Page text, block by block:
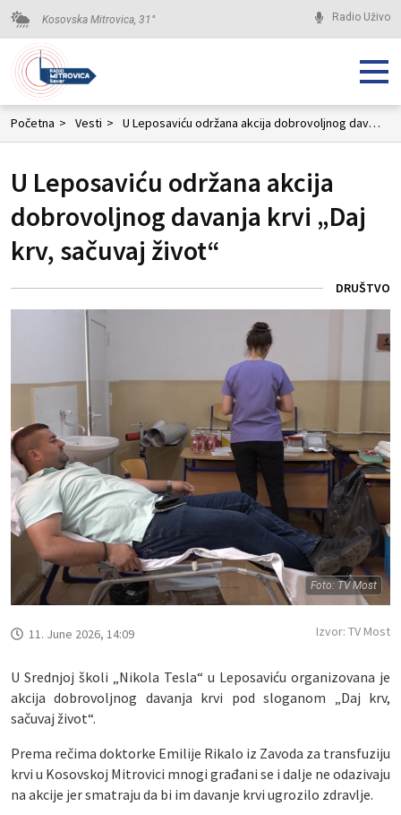
Kosovska Mitrovica, 31 ° Radio Uživo
Početna > Vesti > U Leposaviću održana akcija dobrovoljnog davanja krvi „Daj krv, sačuvaj život“
U Leposaviću održana akcija
dobrovoljnog davanja krvi „Daj
krv, sačuvaj život“
DRUŠTVO
Foto: TV Most
11. June 2026, 14:09 Izvor: TV Most
U Srednjoj školi „Nikola Tesla“ u Leposaviću organizovana je
akcija dobrovoljnog davanja krvi pod sloganom „Daj krv,
sačuvaj život“.
Prema rečima doktorke Emilije Rikalo iz Zavoda za transfuziju
krvi u Kosovskoj Mitrovici mnogi građani se i dalje ne odazivaju
na akcije jer smatraju da bi im davanje krvi ugrozilo zdravlje.